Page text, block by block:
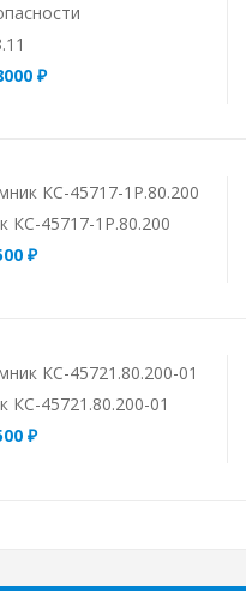
₽
КС-45717-1Р.80.200
₽
КС-45721.80.200-01
₽